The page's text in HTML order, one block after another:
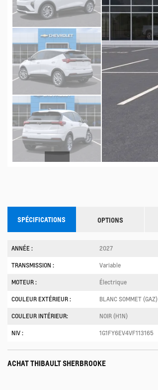
SPÉCIFICATIONS OPTIONS
ANNÉE : 2027
TRANSMISSION : Variable
MOTEUR : Électrique
COULEUR EXTÉRIEUR : BLANC SOMMET (GAZ)
COULEUR INTÉRIEUR: NOIR (H1N)
NIV : 1G1FY6EV4VF113165
ACHAT THIBAULT SHERBROOKE